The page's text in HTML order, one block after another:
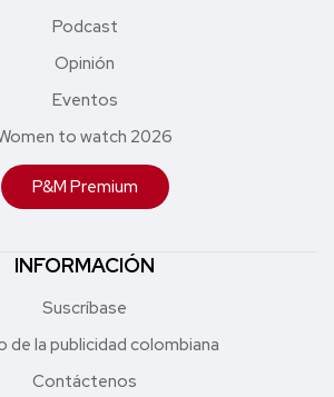
Podcast
Opinión
Eventos
to watch 2026
P&M Premium
INFORMACIÓN
Suscríbase
de la publicidad colombiana
Contáctenos